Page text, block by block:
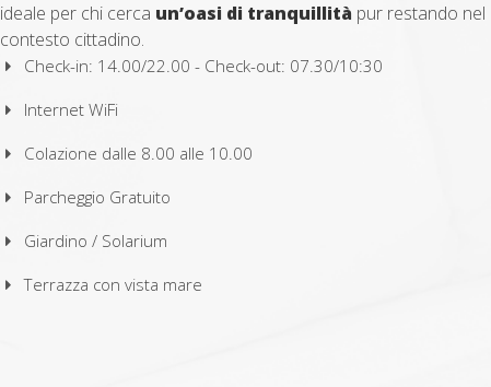
ideale per chi cerca un’oasi di tranquillità pur restando nel
contesto cittadino.
Check-in: 14.00/22.00 - Check-out: 07.30/10:30
Internet WiFi
Colazione dalle 8.00 alle 10.00
Parcheggio Gratuito
Giardino / Solarium
Terrazza con vista mare